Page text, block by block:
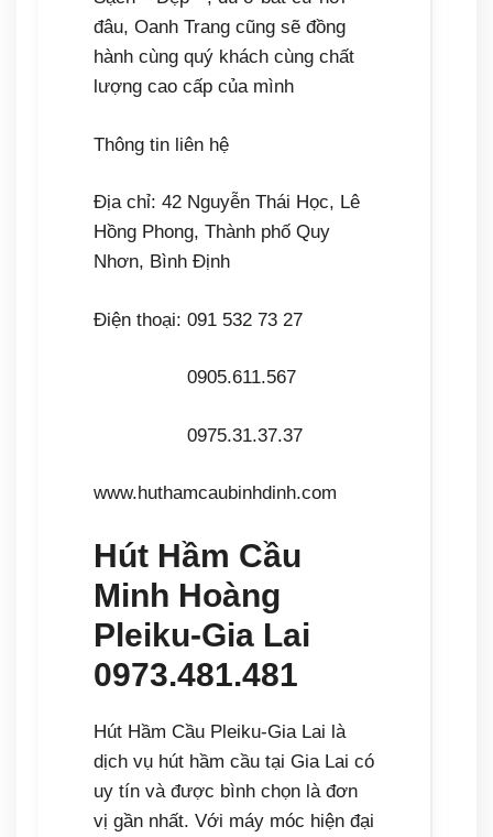
đâu, Oanh Trang cũng sẽ đồng
hành cùng quý khách cùng chất
lượng cao cấp của mình
Thông tin liên hệ
Địa chỉ: 42 Nguyễn Thái Học, Lê
Hồng Phong, Thành phố Quy
Nhơn, Bình Định
Điện thoại: 091 532 73 27
0905.611.567
0975.31.37.37
www.huthamcaubinhdinh.com
Hút Hầm Cầu
Minh Hoàng
Pleiku-Gia Lai
0973.481.481
Hút Hầm Cầu Pleiku-Gia Lai là
dịch vụ hút hầm cầu tại Gia Lai có
uy tín và được bình chọn là đơn
vị gần nhất. Với máy móc hiện đại